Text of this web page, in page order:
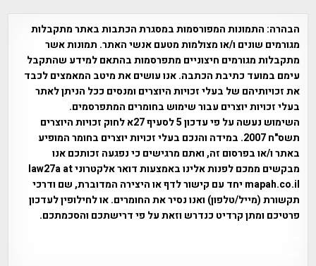
הבהרה: התמונות המפורסמות במסגרת הכתבות באתר מתקבלות
מגורמים שונים ו/או מצולמות מטעם אנשי האתר. תמונות אשר
מתקבלות מגורמים חיצוניים מתפרסמות בהתאם למידע שהתקבל
עימם במועד כתיבת הכתבה. אנו עושים את מיטב המאמצים לכבד
את זכויותיהם של בעלי זכויות היוצרים ומנסים ככל הניתן לאתר
בעלי זכויות יוצרים עבור שימוש בחומרים המתפרסמים.
השימוש נעשה על פי עדכון 5 לסעיף 27א לחוק זכויות היוצרים
תשס"ח 2007. במידה והנכם בעלי זכויות יוצרים בחומר המופיע
באתר ו/או בפרסום זה, ואתם מרגישים כי נפגעה זכותכם אנו
מבקשים ממכם לפנות אלינו באמצעות דואר אלקטרוני law27a at
mapah.co.il יחד עם קישור לדף או היצירה המדוברת, שם ודרכי
תקשורת (מייל/טלפון) ואנו נסיר את החומרים. או לחילופין לעדכון
פרטיכם ומתן קרדיט כנדרש וזאת על פי דרישתכם והסכמתכם.